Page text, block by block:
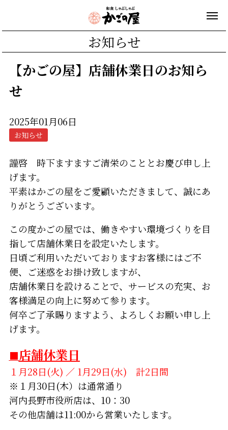
お知らせ
【かごの屋】店舗休業日のお知ら
せ
2025年01月06日
お知らせ
謹啓 時下ますますご清栄のこととお慶び申し上
げます。
平素はかごの屋をご愛顧いただきまして、誠にあ
りがとうございます。
この度かごの屋では、働きやすい環境づくりを目
指して店舗休業日を設定いたします。
日頃ご利用いただいておりますお客様にはご不
便、ご迷惑をお掛け致しますが、
店舗休業日を設けることで、サービスの充実、お
客様満足の向上に努めて参ります。
何卒ご了承賜りますよう、よろしくお願い申し上
げます。
■店舗休業日
１月28日(火) ／ 1月29日(水) 計2日間
※１月30日(木）は通常通り
河内長野市役所店は、10：30
その他店舗は11:00から営業いたします。